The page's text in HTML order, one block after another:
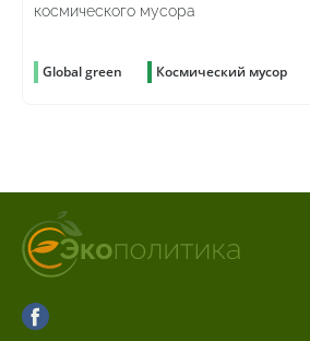
космического мусора
Global green Космический мусор